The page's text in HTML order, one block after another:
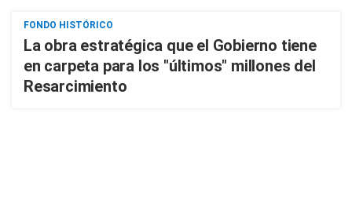
FONDO HISTÓRICO
La obra estratégica que el Gobierno tiene
en carpeta para los "últimos" millones del
Resarcimiento